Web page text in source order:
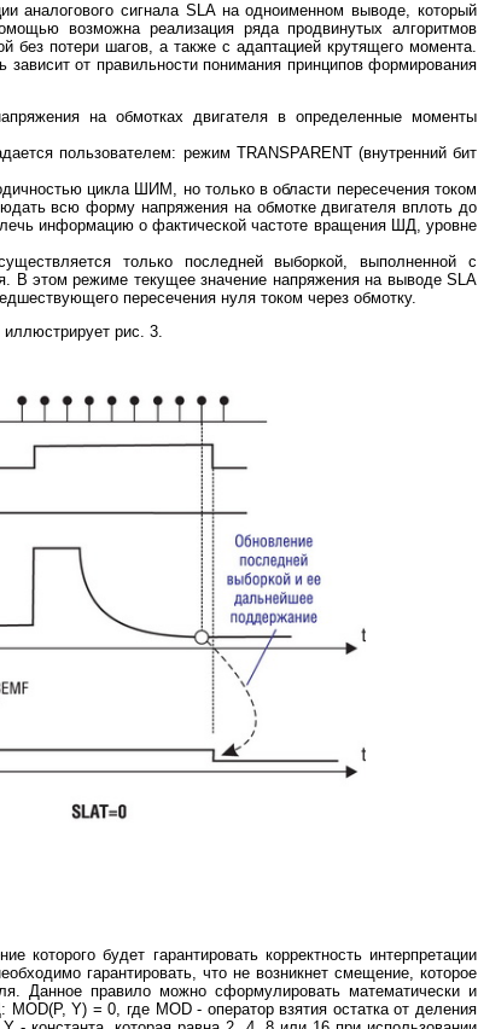
аналогового сигнала SLA на одноименном выводе, который
возможна реализация ряда продвинутых алгоритмов
без потери шагов, а также с адаптацией крутящего момента.
от правильности понимания принципов формирования
на обмотках двигателя в определенные моменты
пользователем: режим TRANSPARENT (внутренний бит
цикла ШИМ, но только в области пересечения током
всю форму напряжения на обмотке двигателя вплоть до
информацию о фактической частоте вращения ШД, уровне
только последней выборкой, выполненной с
В этом режиме текущее значение напряжения на выводе SLA
пересечения нуля током через обмотку.
рис. 3.
будет гарантировать корректность интерпретации
гарантировать, что не возникнет смещение, которое
Данное правило можно сформулировать математически и
Y) = 0, где MOD - оператор взятия остатка от деления